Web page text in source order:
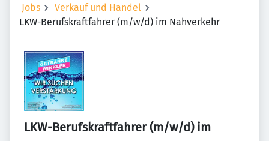
Jobs
Verkauf und Handel
LKW-Berufskraftfahrer (m/w/d) im Nahverkehr
LKW-Berufskraftfahrer (m/w/d) im